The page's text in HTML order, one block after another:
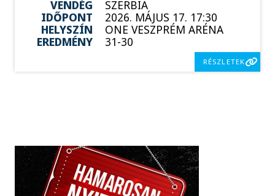
VENDÉG
SZERBIA
IDŐPONT
2026. MÁJUS 17. 17:30
HELYSZÍN
ONE VESZPRÉM ARÉNA
EREDMÉNY
31-30
RÉSZLETEK